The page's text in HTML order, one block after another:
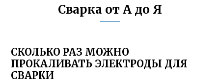
Сварка от А до Я
СКОЛЬКО РАЗ МОЖНО
ПРОКАЛИВАТЬ ЭЛЕКТРОДЫ ДЛЯ
СВАРКИ